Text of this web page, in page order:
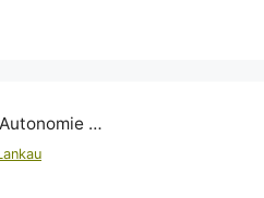
…